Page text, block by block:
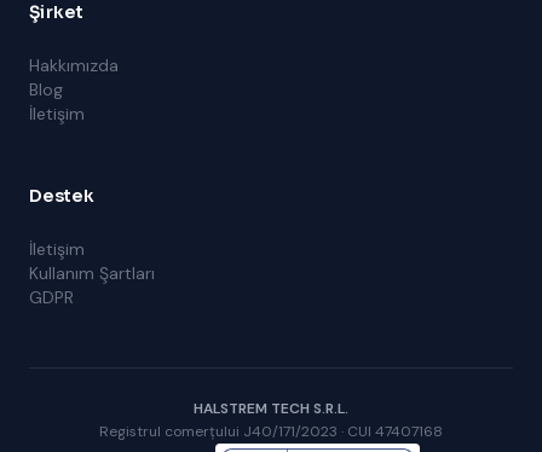
Şirket
Hakkımızda
Blog
İletişim
Destek
İletişim
Kullanım Şartları
GDPR
HALSTREM TECH S.R.L.
Registrul comerțului J40/171/2023 · CUI 47407168